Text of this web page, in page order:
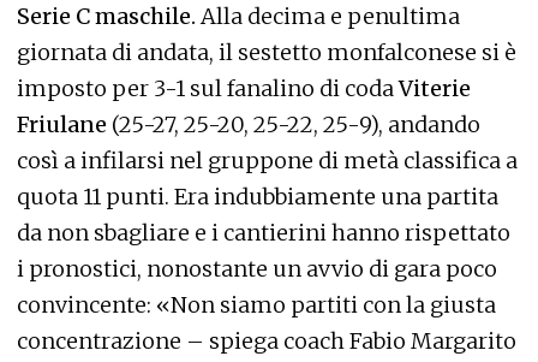
Serie C maschile. Alla decima e penultima
giornata di andata, il sestetto monfalconese si è
imposto per 3-1 sul fanalino di codaViterie
Friulane (25-27, 25-20, 25-22, 25-9), andando
così a infilarsi nel gruppone di metà classifica a
quota 11 punti. Era indubbiamente una partita
da non sbagliare e i cantierini hanno rispettato
i pronostici, nonostante un avvio di gara poco
convincente: «Non siamo partiti con la giusta
concentrazione – spiega coach Fabio Margarito